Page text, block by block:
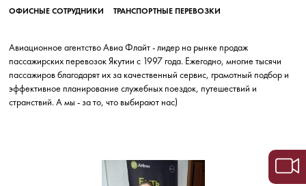
ОФИСНЫЕ СОТРУДНИКИ
ТРАНСПОРТНЫЕ ПЕРЕВОЗКИ
Авиационное агентство Авиа Флайт - лидер на рынке продаж
пассажирских перевозок Якутии с 1997 года. Ежегодно, многие тысячи
пассажиров благодарят их за качественный сервис, грамотный подбор и
эффективное планирование служебных поездок, путешествий и
странствий. А мы - за то, что выбирают нас)